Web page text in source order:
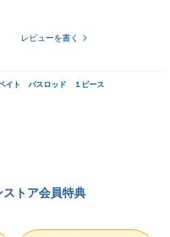
レビューを書く
イト バスロッド １ピース
ストア会員特典